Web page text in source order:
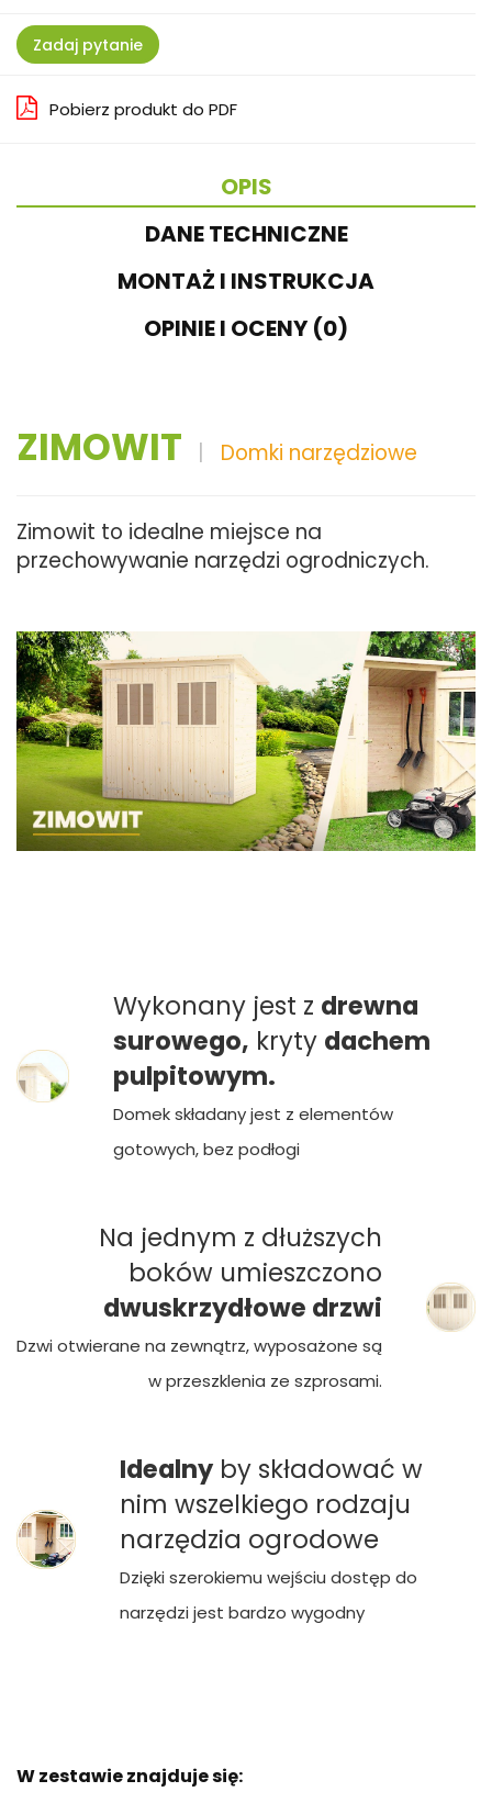
Zadaj pytanie
Pobierz produkt do PDF
OPIS
DANE TECHNICZNE
MONTAŻ I INSTRUKCJA
OPINIE I OCENY (0)
ZIMOWIT Domki narzędziowe
Zimowit to idealne miejsce na
przechowywanie narzędzi ogrodniczych.
Wykonany jest z drewna
surowego, kryty dachem
pulpitowym.
Domek składany jest z elementów
gotowych, bez podłogi
Na jednym z dłuższych
boków umieszczono
dwuskrzydłowe drzwi
Dzwi otwierane na zewnątrz, wyposażone są
w przeszklenia ze szprosami.
Idealnyby składować w
nim wszelkiego rodzaju
narzędzia ogrodowe
Dzięki szerokiemu wejściu dostęp do
narzędzi jest bardzo wygodny
W zestawie znajduje się: